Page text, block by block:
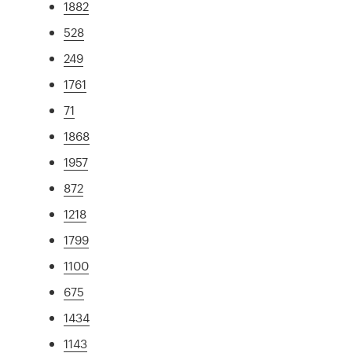
1882
528
249
1761
71
1868
1957
872
1218
1799
1100
675
1434
1143